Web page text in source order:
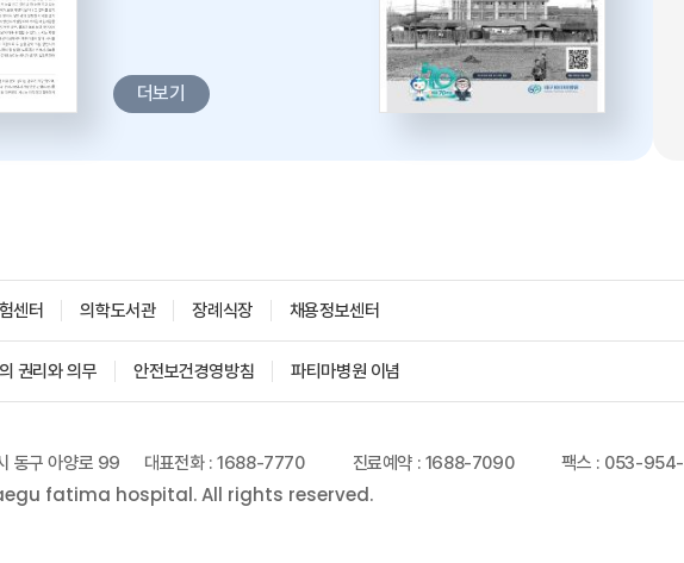
더보기
센터 의학도서관 장례식장 채용정보센터
권리와 의무 안전보건경영방침 파티마병원 이념
동구 아양로 99 대표전화 : 1688-7770 진료예약 : 1688-7090 팩스 : 053-
fatima hospital. All rights reserved.